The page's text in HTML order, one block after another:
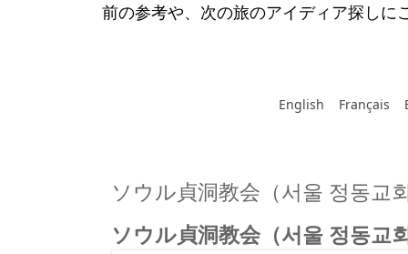
前の参考や、次の旅のアイディア探しに
English Français
ソウル貞洞教会（서울 정동교
ソウル貞洞教会（서울 정동교